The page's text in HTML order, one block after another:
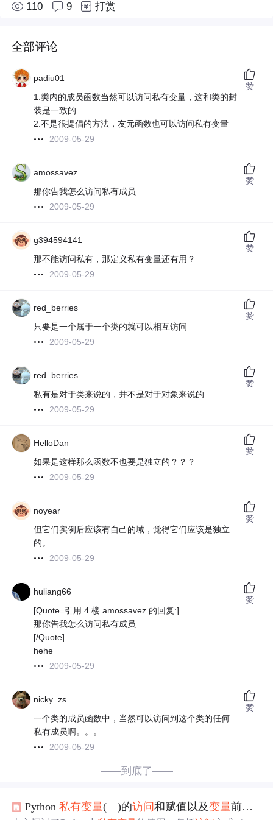
110 9 打赏
全部评论
padiu01
1.类内的成员函数当然可以访问私有变量，这和类的封
装是一致的
2.不是很提倡的方法，友元函数也可以访问私有变量
2009-05-29
赞
amossavez
那你告我怎么访问私有成员
2009-05-29
赞
g394594141
那不能访问私有，那定义私有变量还有用？
2009-05-29
赞
red_berries
只要是一个属于一个类的就可以相互访问
2009-05-29
赞
red_berries
私有是对于类来说的，并不是对于对象来说的
2009-05-29
赞
HelloDan
如果是这样那么函数不也要是独立的？？？
2009-05-29
赞
noyear
但它们实例后应该有自己的域，觉得它们应该是独立
的。
2009-05-29
赞
huliang66
[Quote=引用 4 楼 amossavez 的回复:]
那你告我怎么访问私有成员
[/Quote]
hehe
2009-05-29
赞
nicky_zs
一个类的成员函数中，当然可以访问到这个类的任何
私有成员啊。。。
2009-05-29
赞
——到底了——
Python私有变量(__)的访问和赋值以及变量前加(_)